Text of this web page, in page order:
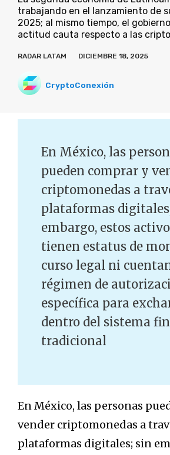
trabajando en el lanzamiento de
2025; al mismo tiempo, el
actitud cauta respecto a las
RADAR LATAM DICIEMBRE 18, 2025
CryptoConexión
En México, las
pueden comprar y
criptomonedas a
plataformas
embargo, estos
tienen estatus de
curso legal ni
régimen de
específica para
dentro del sistema
tradicional
En México, las personas
vender criptomonedas a
plataformas digitales; sin